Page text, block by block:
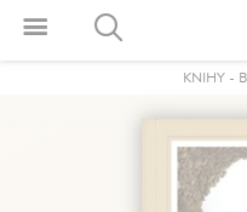
KNIHY -